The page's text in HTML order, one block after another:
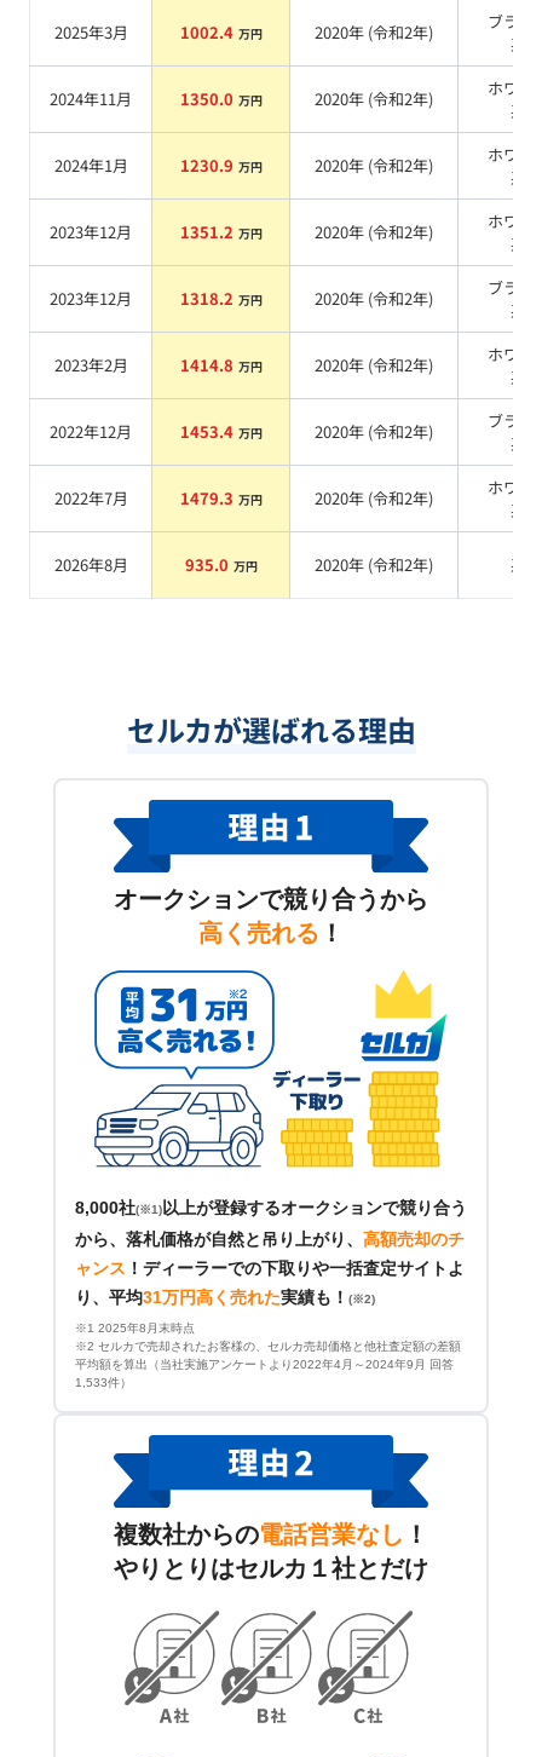
2025年3月 1002.4 万円 2020年 (令和2年)
ブラッ
系
2024年11月 1350.0 万円 2020年 (令和2年)
ホワイ
系
2024年1月 1230.9 万円 2020年 (令和2年)
ホワイ
系
2023年12月 1351.2 万円 2020年 (令和2年)
ホワイ
系
2023年12月 1318.2 万円 2020年 (令和2年)
ブラッ
系
2023年2月 1414.8 万円 2020年 (令和2年)
ホワイ
系
2022年12月 1453.4 万円 2020年 (令和2年)
ブラッ
系
2022年7月 1479.3 万円 2020年 (令和2年)
ホワイ
系
2026年8月 935.0 万円 2020年 (令和2年) 系
セルカが選ばれる理由
オークションで競り合うから
高く売れる ！
8,000社(※1) 以上が登録するオークションで競り合う
から、落札価格が自然と吊り上がり、 高額売却のチ
ャンス ！ ディーラーでの下取りや一括査定サイトよ
り、平均31万円高く売れた実績も！ (※2)
※1 2025年8月末時点
※2 セルカで売却されたお客様の、セルカ売却価格と他社査定額の差額
平均額を算出（当社実施アンケートより2022年4月～2024年9月 回答
1,533件）
複数社からの電話営業なし ！
やりとりはセルカ１社とだけ